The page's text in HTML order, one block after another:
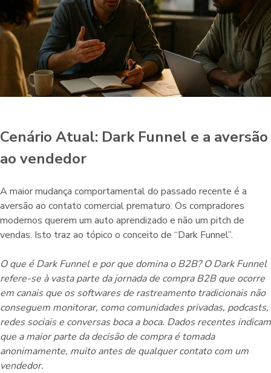
Cenário Atual: Dark Funnel e a aversão
ao vendedor
A maior mudança comportamental do passado recente é a
aversão ao contato comercial prematuro. Os compradores
modernos querem um auto aprendizado e não um pitch de
vendas. Isto traz ao tópico o conceito de “Dark Funnel”.
O que é Dark Funnel e por que domina o B2B? O Dark Funnel
refere-se à vasta parte da jornada de compra B2B que ocorre
em canais que os softwares de rastreamento tradicionais não
conseguem monitorar, como comunidades privadas, podcasts,
redes sociais e conversas boca a boca. Dados recentes indicam
que a maior parte da decisão de compra é tomada
anonimamente, muito antes de qualquer contato com um
vendedor.